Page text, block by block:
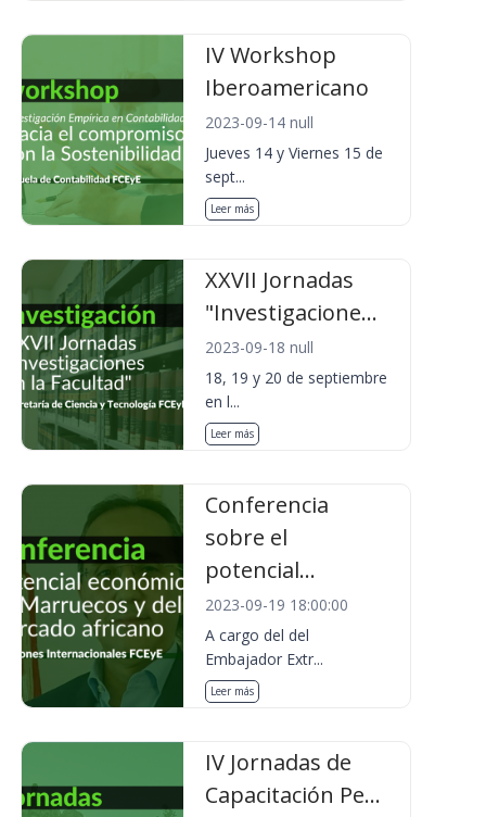
IV Workshop
Iberoamericano
2023-09-14 null
Jueves 14 y Viernes 15 de
sept...
Leer más
XXVII Jornadas
"Investigacione...
2023-09-18 null
18, 19 y 20 de septiembre
en l...
Leer más
Conferencia
sobre el
potencial...
2023-09-19 18:00:00
A cargo del del
Embajador Extr...
Leer más
IV Jornadas de
Capacitación Pe...